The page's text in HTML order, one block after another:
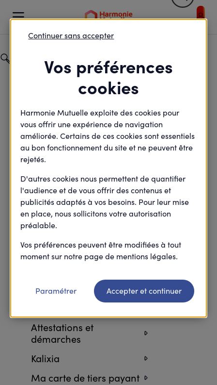


Catégorie
Particuliers
Champ de recherche
Retour
Attestations et
démarches
Kalixia
Ma carte de tiers payant
Vos préférences
cookies
Harmonie Mutuelle exploite des cookies pour
vous offrir une expérience de navigation
améliorée. Certains de ces cookies sont essentiels
au bon fonctionnement du site et ne peuvent être
rejetés.
D'autres cookies nous permettent de quantifier
l'audience et de vous offrir des contenus et
publicités adaptés à vos besoins. Pour leur mise
en place, nous sollicitons votre autorisation
préalable.
Vos préférences peuvent être modifiées à tout
moment sur notre page de mentions légales.
Continuer sans accepter
Paramétrer Accepter et continuer